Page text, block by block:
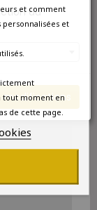
du
modifications
et comment
personnalisées et
tout moment en
de cette page.